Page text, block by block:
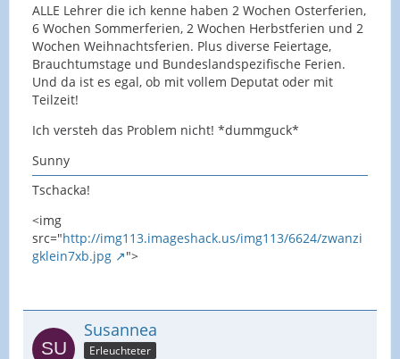
ALLE Lehrer die ich kenne haben 2 Wochen Osterferien,
6 Wochen Sommerferien, 2 Wochen Herbstferien und 2
Wochen Weihnachtsferien. Plus diverse Feiertage,
Brauchtumstage und Bundeslandspezifische Ferien.
Und da ist es egal, ob mit vollem Deputat oder mit
Teilzeit!
Ich versteh das Problem nicht! *dummguck*
Sunny
Tschacka!
<img
src="http://img113.imageshack.us/img113/6624/zwanzi
gklein7xb.jpg
">
Susannea
Erleuchteter